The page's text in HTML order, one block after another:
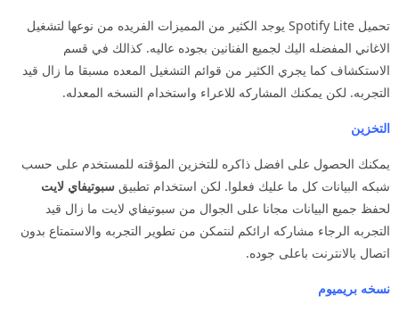
تحميل Spotify Lite يوجد الكثير من المميزات الفريده من نوعها لتشغيل
الاغاني المفضله اليك لجميع الفنانين بجوده عاليه. كذالك في قسم
الاستكشاف كما يجري الكثير من قوائم التشغيل المعده مسبقا ما زال قيد
التجربه. لكن يمكنك المشاركه للاعراء واستخدام النسخه المعدله.
التخزين
يمكنك الحصول على افضل ذاكره للتخزين المؤقته للمستخدم على حسب
شبكه البيانات كل ما عليك فعلوا. لكن استخدام تطبيق سبوتيفاي لايت
لحفظ جميع البيانات مجانا على الجوال من سبوتيفاي لايت ما زال قيد
التجربه الرجاء مشاركه ارائكم لنتمكن من تطوير التجربه والاستمتاع بدون
اتصال بالانترنت باعلى جوده.
نسخه بريميوم